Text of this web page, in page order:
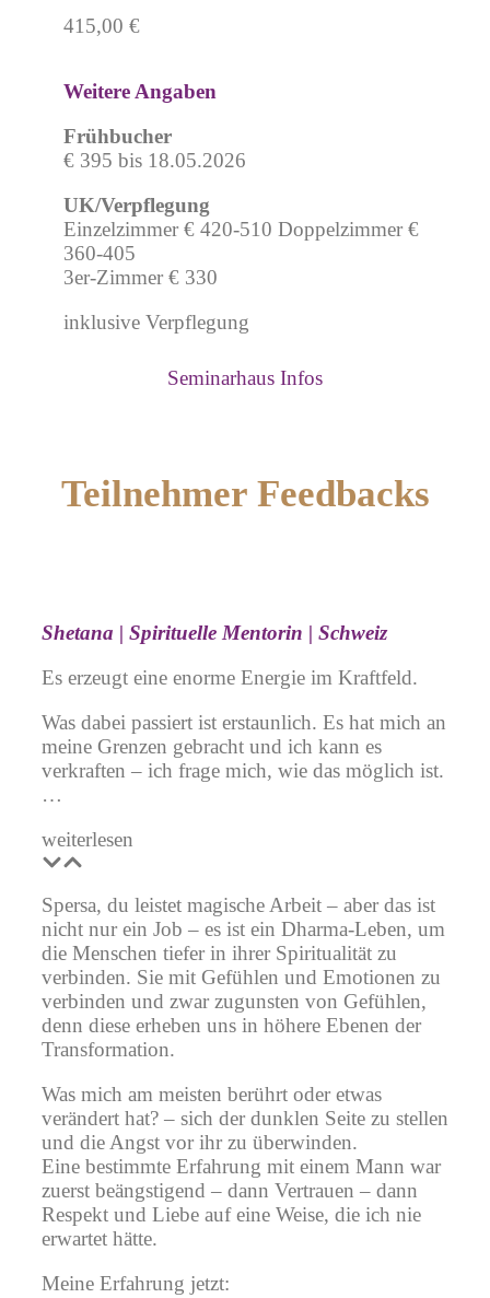
415,00 €
Weitere Angaben
Frühbucher
€ 395 bis 18.05.2026
UK/Verpflegung
Einzelzimmer € 420-510 Doppelzimmer €
360-405
3er-Zimmer € 330
inklusive Verpflegung
Seminarhaus Infos
Teilnehmer Feedbacks
Shetana | Spirituelle Mentorin | Schweiz
Es erzeugt eine enorme Energie im Kraftfeld.
Was dabei passiert ist erstaunlich. Es hat mich an
meine Grenzen gebracht und ich kann es
verkraften – ich frage mich, wie das möglich ist.
…
weiterlesen
Spersa, du leistet magische Arbeit – aber das ist
nicht nur ein Job – es ist ein Dharma-Leben, um
die Menschen tiefer in ihrer Spiritualität zu
verbinden. Sie mit Gefühlen und Emotionen zu
verbinden und zwar zugunsten von Gefühlen,
denn diese erheben uns in höhere Ebenen der
Transformation.
Was mich am meisten berührt oder etwas
verändert hat? – sich der dunklen Seite zu stellen
und die Angst vor ihr zu überwinden.
Eine bestimmte Erfahrung mit einem Mann war
zuerst beängstigend – dann Vertrauen – dann
Respekt und Liebe auf eine Weise, die ich nie
erwartet hätte.
Meine Erfahrung jetzt: